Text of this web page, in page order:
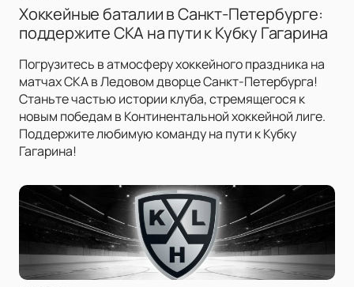
Хоккейные баталии в Санкт-Петербурге:
поддержите СКА на пути к Кубку Гагарина
Погрузитесь в атмосферу хоккейного праздника на
матчах СКА в Ледовом дворце Санкт-Петербурга!
Станьте частью истории клуба, стремящегося к
новым победам в Континентальной хоккейной лиге.
Поддержите любимую команду на пути к Кубку
Гагарина!